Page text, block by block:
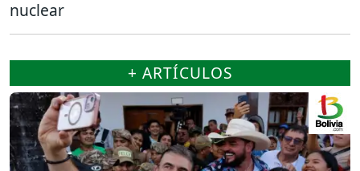
nuclear
+ ARTÍCULOS